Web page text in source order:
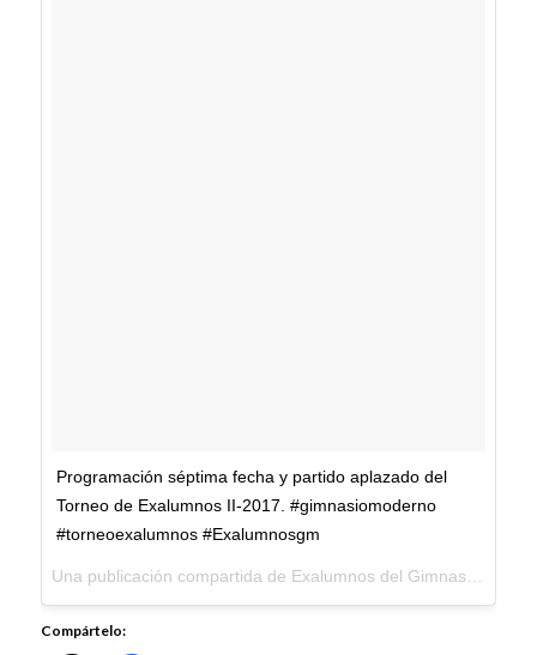
Programación séptima fecha y partido aplazado del
Torneo de Exalumnos II-2017. #gimnasiomoderno
#torneoexalumnos #Exalumnosgm
Una publicación compartida de Exalumnos del Gimnasio Moderno (@exalumnosgm) el
Compártelo: